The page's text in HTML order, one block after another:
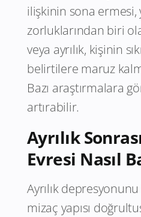
ilişkinin sona ermesi,
zorluklarından biri
veya ayrılık, kişinin
belirtilere maruz
Bazı araştırmalara
artırabilir.
Ayrılık
Evresi Nasıl
Ayrılık
mizaç yapısı